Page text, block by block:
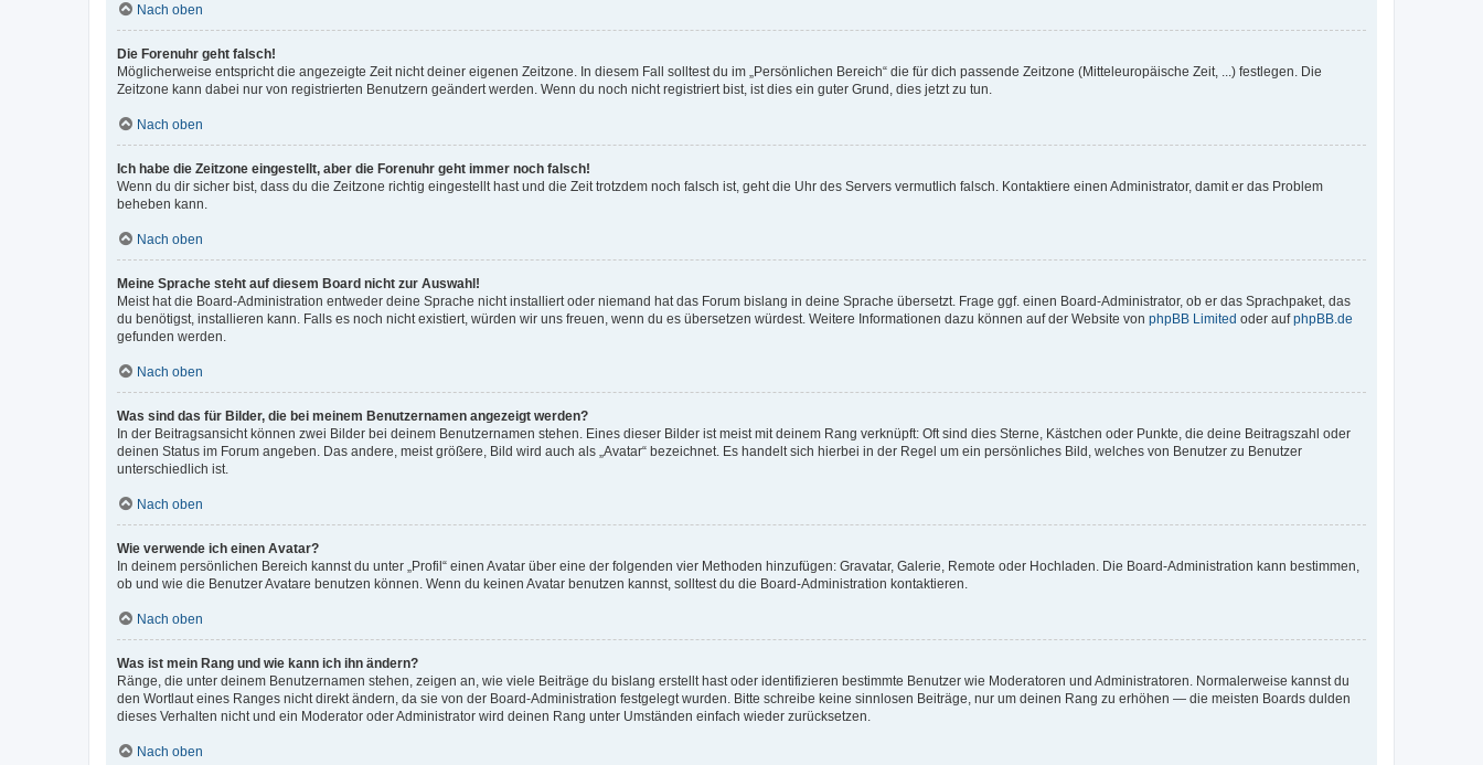
Nach oben
Die Forenuhr geht falsch!
Möglicherweise entspricht die angezeigte Zeit nicht deiner eigenen Zeitzone. In diesem Fall solltest du im „Persönlichen Bereich“ die für dich passende Zeitzone (Mitteleuropäische Zeit, ...) festlegen. Die
Zeitzone kann dabei nur von registrierten Benutzern geändert werden. Wenn du noch nicht registriert bist, ist dies ein guter Grund, dies jetzt zu tun.
Nach oben
Ich habe die Zeitzone eingestellt, aber die Forenuhr geht immer noch falsch!
Wenn du dir sicher bist, dass du die Zeitzone richtig eingestellt hast und die Zeit trotzdem noch falsch ist, geht die Uhr des Servers vermutlich falsch. Kontaktiere einen Administrator, damit er das Problem
beheben kann.
Nach oben
Meine Sprache steht auf diesem Board nicht zur Auswahl!
Meist hat die Board-Administration entweder deine Sprache nicht installiert oder niemand hat das Forum bislang in deine Sprache übersetzt. Frage ggf. einen Board-Administrator, ob er das Sprachpaket, das
du benötigst, installieren kann. Falls es noch nicht existiert, würden wir uns freuen, wenn du es übersetzen würdest. Weitere Informationen dazu können auf der Website von phpBB Limited oder aufphpBB.de
gefunden werden.
Nach oben
Was sind das für Bilder, die bei meinem Benutzernamen angezeigt werden?
In der Beitragsansicht können zwei Bilder bei deinem Benutzernamen stehen. Eines dieser Bilder ist meist mit deinem Rang verknüpft: Oft sind dies Sterne, Kästchen oder Punkte, die deine Beitragszahl oder
deinen Status im Forum angeben. Das andere, meist größere, Bild wird auch als „Avatar“ bezeichnet. Es handelt sich hierbei in der Regel um ein persönliches Bild, welches von Benutzer zu Benutzer
unterschiedlich ist.
Nach oben
Wie verwende ich einen Avatar?
In deinem persönlichen Bereich kannst du unter „Profil“ einen Avatar über eine der folgenden vier Methoden hinzufügen: Gravatar, Galerie, Remote oder Hochladen. Die Board-Administration kann bestimmen,
ob und wie die Benutzer Avatare benutzen können. Wenn du keinen Avatar benutzen kannst, solltest du die Board-Administration kontaktieren.
Nach oben
Was ist mein Rang und wie kann ich ihn ändern?
Ränge, die unter deinem Benutzernamen stehen, zeigen an, wie viele Beiträge du bislang erstellt hast oder identifizieren bestimmte Benutzer wie Moderatoren und Administratoren. Normalerweise kannst du
den Wortlaut eines Ranges nicht direkt ändern, da sie von der Board-Administration festgelegt wurden. Bitte schreibe keine sinnlosen Beiträge, nur um deinen Rang zu erhöhen — die meisten Boards dulden
dieses Verhalten nicht und ein Moderator oder Administrator wird deinen Rang unter Umständen einfach wieder zurücksetzen.
Nach oben